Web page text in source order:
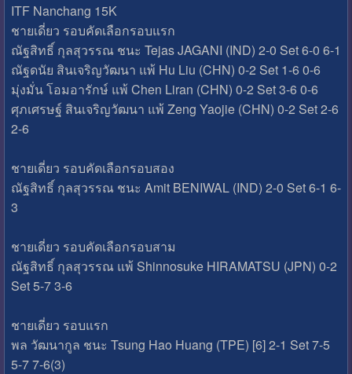
ITF Nanchang 15K
ชายเดี่ยว รอบคัดเลือกรอบแรก
ณัฐสิทธิ์ กุลสุวรรณ ชนะ Tejas JAGANI (IND) 2-0 Set 6-0 6-1
ณัฐดนัย สินเจริญวัฒนา แพ้ Hu Liu (CHN) 0-2 Set 1-6 0-6
มุ่งมั่น โอมอารักษ์ แพ้ Chen Liran (CHN) 0-2 Set 3-6 0-6
ศุภเศรษฐ์ สินเจริญวัฒนา แพ้ Zeng Yaojie (CHN) 0-2 Set 2-6
2-6
ชายเดี่ยว รอบคัดเลือกรอบสอง
ณัฐสิทธิ์ กุลสุวรรณ ชนะ Amit BENIWAL (IND) 2-0 Set 6-1 6-
3
ชายเดี่ยว รอบคัดเลือกรอบสาม
ณัฐสิทธิ์ กุลสุวรรณ แพ้ Shinnosuke HIRAMATSU (JPN) 0-2
Set 5-7 3-6
ชายเดี่ยว รอบแรก
พล วัฒนากูล ชนะ Tsung Hao Huang (TPE) [6] 2-1 Set 7-5
5-7 7-6(3)